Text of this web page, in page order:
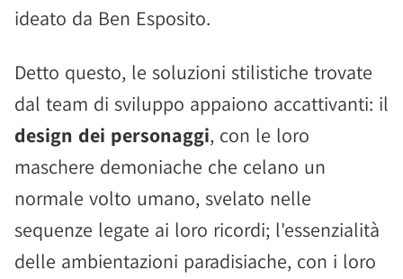
ideato da Ben Esposito.
Detto questo, le soluzioni stilistiche trovate
dal team di sviluppo appaiono accattivanti: il
design dei personaggi, con le loro
maschere demoniache che celano un
normale volto umano, svelato nelle
sequenze legate ai loro ricordi; l'essenzialità
delle ambientazioni paradisiache, con i loro